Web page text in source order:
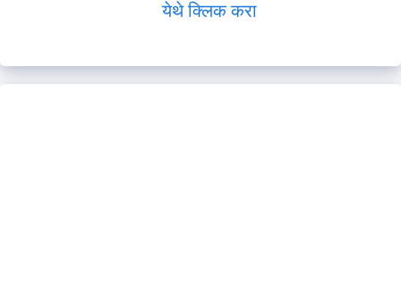
येथे क्लिक करा